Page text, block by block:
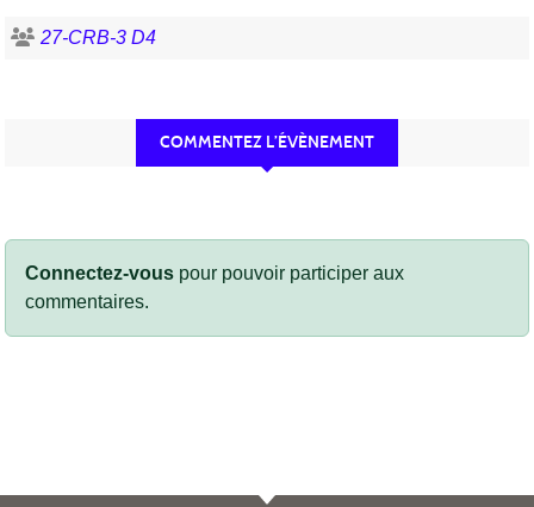
27-CRB-3 D4
COMMENTEZ L’ÉVÈNEMENT
Connectez-vous pour pouvoir participer aux
commentaires.